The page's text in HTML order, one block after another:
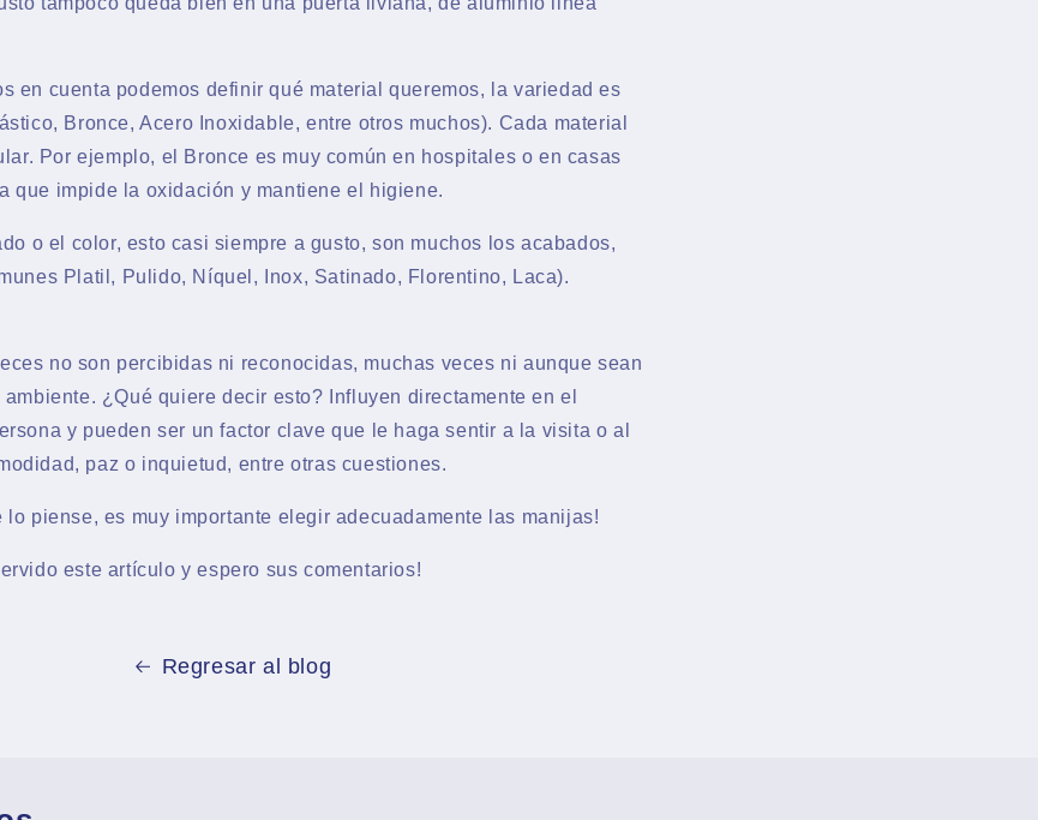
en cuenta podemos definir qué material queremos, la variedad es
Bronce, Acero Inoxidable, entre otros muchos). Cada material
Por ejemplo, el Bronce es muy común en hospitales o en casas
que impide la oxidación y mantiene el higiene.
o el color, esto casi siempre a gusto, son muchos los acabados,
Platil, Pulido, Níquel, Inox, Satinado, Florentino, Laca).
no son percibidas ni reconocidas, muchas veces ni aunque sean
¿Qué quiere decir esto? Influyen directamente en el
y pueden ser un factor clave que le haga sentir a la visita o al
paz o inquietud, entre otras cuestiones.
lo piense, es muy importante elegir adecuadamente las manijas!
este artículo y espero sus comentarios!
Regresar al blog